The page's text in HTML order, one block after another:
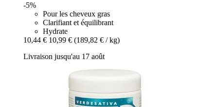
-5%
Pour les cheveux gras
Clarifiant et équilibrant
Hydrate
10,44 € 10,99 € (189,82 € / kg)
Livraison jusqu'au 17 août